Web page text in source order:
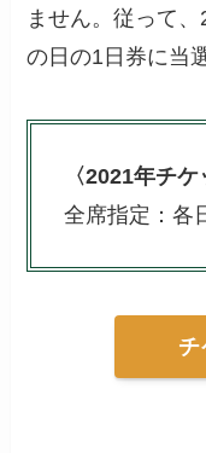
ません。従って
の日の1日券に当
〈2021年チケ
全席指定：各